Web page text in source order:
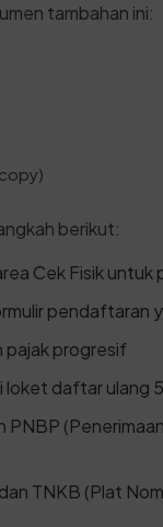
tambahan ini:
berikut:
Cek Fisik
pendaftaran
pajak progresif
loket daftar ulang
PNBP
TNKB (Plat